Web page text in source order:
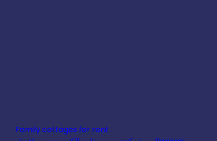
Family cottages for rent